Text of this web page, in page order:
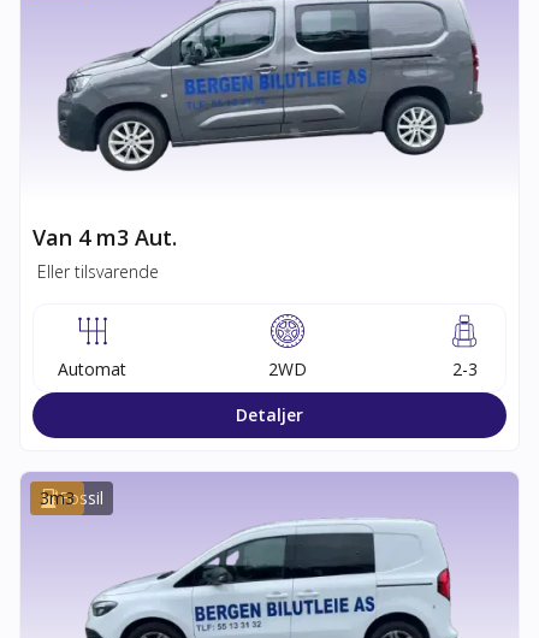
Van 4 m3 Aut.
Eller tilsvarende
Automat 2WD
2-3
Detaljer
Fossil
3m3